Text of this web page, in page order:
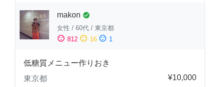
makon check_circle
女性 / 60代 / 東京都
sentiment_satisfied 812 sentiment_neutral 16 sentiment_dissatisfied 1
低糖質メニュー作りおき
東京都
¥10,000